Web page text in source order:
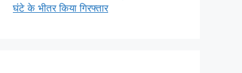
घंटे के भीतर किया गिरफ्तार